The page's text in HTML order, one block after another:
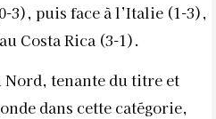
3), puis face à l’Italie (1-3),
Costa Rica (3-1).
Nord, tenante du titre et
dans cette catégorie,